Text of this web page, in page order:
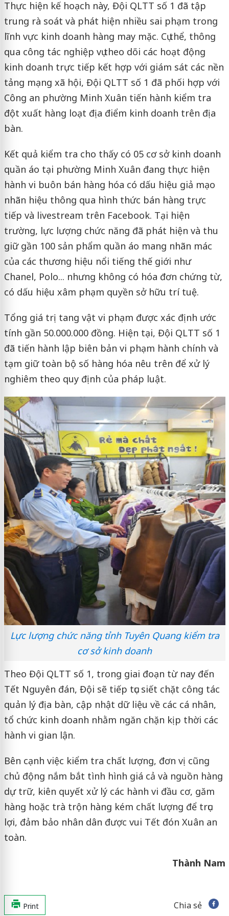
Thực hiện kế hoạch này, Đội QLTT số 1 đã tập
trung rà soát và phát hiện nhiều sai phạm trong
lĩnh vực kinh doanh hàng may mặc. Cụ thể, thông
qua công tác nghiệp vụ theo dõi các hoạt động
kinh doanh trực tiếp kết hợp với giám sát các nền
tảng mạng xã hội, Đội QLTT số 1 đã phối hợp với
Công an phường Minh Xuân tiến hành kiểm tra
đột xuất hàng loạt địa điểm kinh doanh trên địa
bàn.
Kết quả kiểm tra cho thấy có 05 cơ sở kinh doanh
quần áo tại phường Minh Xuân đang thực hiện
hành vi buôn bán hàng hóa có dấu hiệu giả mạo
nhãn hiệu thông qua hình thức bán hàng trực
tiếp và livestream trên Facebook. Tại hiện
trường, lực lượng chức năng đã phát hiện và thu
giữ gần 100 sản phẩm quần áo mang nhãn mác
của các thương hiệu nổi tiếng thế giới như
Chanel, Polo... nhưng không có hóa đơn chứng từ,
có dấu hiệu xâm phạm quyền sở hữu trí tuệ.
Tổng giá trị tang vật vi phạm được xác định ước
tính gần 50.000.000 đồng. Hiện tại, Đội QLTT số 1
đã tiến hành lập biên bản vi phạm hành chính và
tạm giữ toàn bộ số hàng hóa nêu trên để xử lý
nghiêm theo quy định của pháp luật.
Lực lượng chức năng tỉnh Tuyên Quang kiểm tra
cơ sở kinh doanh
Theo Đội QLTT số 1, trong giai đoạn từ nay đến
Tết Nguyên đán, Đội sẽ tiếp tục siết chặt công tác
quản lý địa bàn, cập nhật dữ liệu về các cá nhân,
tổ chức kinh doanh nhằm ngăn chặn kịp thời các
hành vi gian lận.
Bên cạnh việc kiểm tra chất lượng, đơn vị cũng
chủ động nắm bắt tình hình giá cả và nguồn hàng
dự trữ, kiên quyết xử lý các hành vi đầu cơ, găm
hàng hoặc trà trộn hàng kém chất lượng để trục
lợi, đảm bảo nhân dân được vui Tết đón Xuân an
toàn.
Thành Nam
Print Chia sẻ